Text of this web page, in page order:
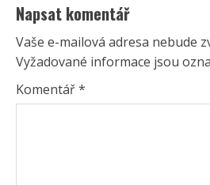
Napsat komentář
Vaše e-mailová adresa nebude
Vyžadované informace jsou
Komentář*